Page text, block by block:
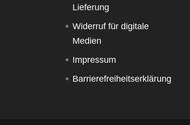
Lieferung
Widerruf für digitale
Medien
Impressum
Barrierefreiheitserklärung